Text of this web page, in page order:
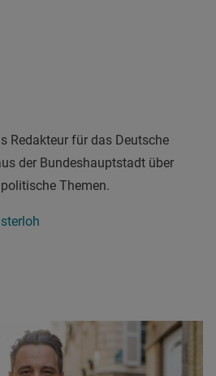
Redakteur für das Deutsche
der Bundeshauptstadt über
Themen.